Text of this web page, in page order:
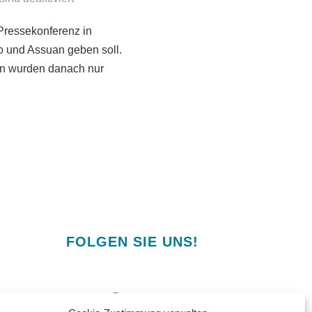
in
und Assuan geben soll.
wurden danach nur
FOLGEN SIE UNS!
Facebook